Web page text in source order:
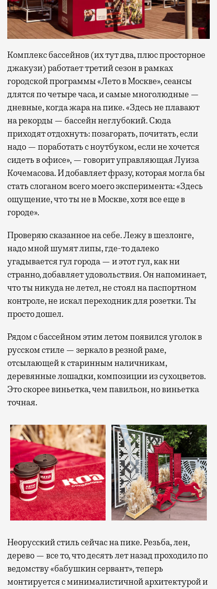
Комплекс бассейнов (их тут два, плюс просторное
джакузи) работает третий сезон в рамках
городской программы «Лето в Москве», сеансы
длятся по четыре часа, и самые многолюдные —
дневные, когда жара на пике. «Здесь не плавают
на рекорды — бассейн неглубокий. Сюда
приходят отдохнуть: позагорать, почитать, если
надо — поработать с ноутбуком, если не хочется
сидеть в офисе», — говорит управляющая Луиза
Кочемасова. И добавляет фразу, которая могла бы
стать слоганом всего моего эксперимента: «Здесь
ощущение, что ты не в Москве, хотя все еще в
городе».
Проверяю сказанное на себе. Лежу в шезлонге,
надо мной шумят липы, где-то далеко
угадывается гул города — и этот гул, как ни
странно, добавляет удовольствия. Он напоминает,
что ты никуда не летел, не стоял на паспортном
контроле, не искал переходник для розетки. Ты
просто дошел.
Рядом с бассейном этим летом появился уголок в
русском стиле — зеркало в резной раме,
отсылающей к старинным наличникам,
деревянные лошадки, композиции из сухоцветов.
Это скорее виньетка, чем павильон, но виньетка
точная.
Неорусский стиль сейчас на пике. Резьба, лен,
дерево — все то, что десять лет назад проходило по
ведомству «бабушкин сервант», теперь
монтируется с минималистичной архитектурой и